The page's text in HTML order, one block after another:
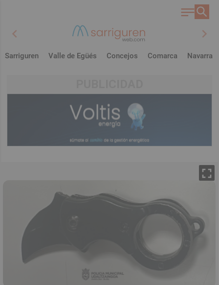
chevron_left chevron_right
Sarriguren Valle de Egüés Concejos Comarca Navarra